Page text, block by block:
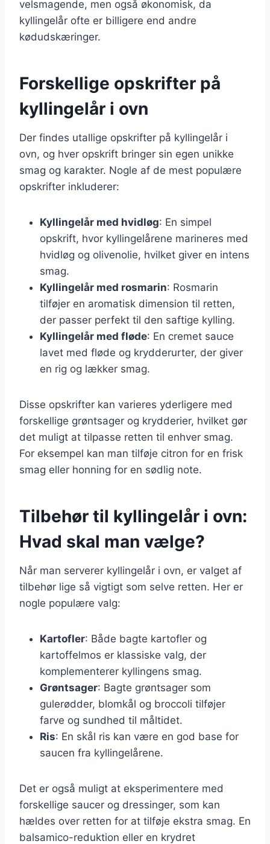
velsmagende, men også økonomisk, da
kyllingelår ofte er billigere end andre
kødudskæringer.
Forskellige opskrifter på
kyllingelår i ovn
Der findes utallige opskrifter på kyllingelår i
ovn, og hver opskrift bringer sin egen unikke
smag og karakter. Nogle af de mest populære
opskrifter inkluderer:
Kyllingelår med hvidløg: En simpel
opskrift, hvor kyllingelårene marineres med
hvidløg og olivenolie, hvilket giver en intens
smag.
Kyllingelår med rosmarin: Rosmarin
tilføjer en aromatisk dimension til retten,
der passer perfekt til den saftige kylling.
Kyllingelår med fløde: En cremet sauce
lavet med fløde og krydderurter, der giver
en rig og lækker smag.
Disse opskrifter kan varieres yderligere med
forskellige grøntsager og krydderier, hvilket gør
det muligt at tilpasse retten til enhver smag.
For eksempel kan man tilføje citron for en frisk
smag eller honning for en sødlig note.
Tilbehør til kyllingelår i ovn:
Hvad skal man vælge?
Når man serverer kyllingelår i ovn, er valget af
tilbehør lige så vigtigt som selve retten. Her er
nogle populære valg:
Kartofler: Både bagte kartofler og
kartoffelmos er klassiske valg, der
komplementerer kyllingens smag.
Grøntsager: Bagte grøntsager som
gulerødder, blomkål og broccoli tilføjer
farve og sundhed til måltidet.
Ris: En skål ris kan være en god base for
saucen fra kyllingelårene.
Det er også muligt at eksperimentere med
forskellige saucer og dressinger, som kan
hældes over retten for at tilføje ekstra smag. En
balsamico-reduktion eller en krydret